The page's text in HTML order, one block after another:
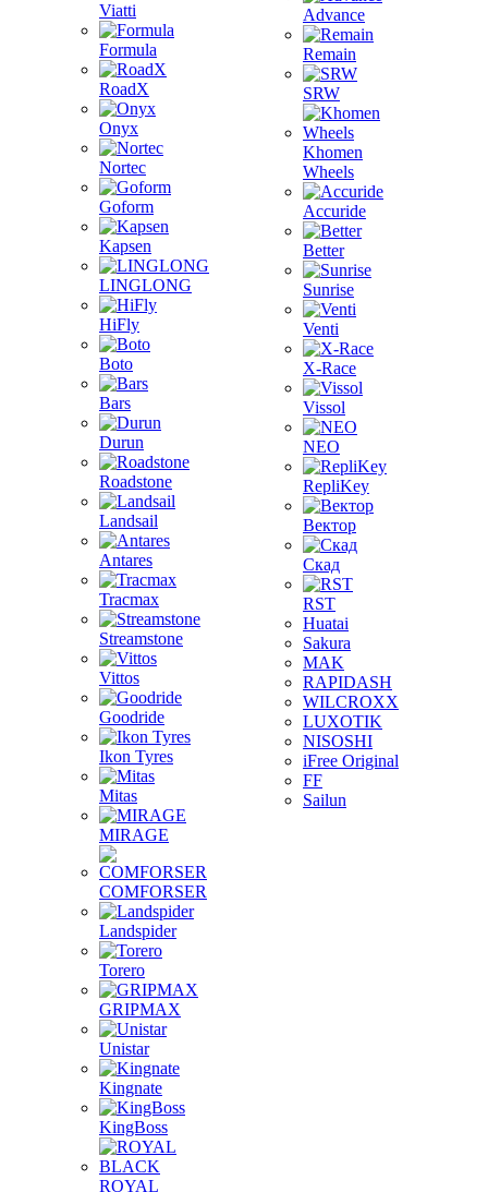
Viatti
Formula
RoadX
Onyx
Nortec
Goform
Kapsen
LINGLONG
HiFly
Boto
Bars
Durun
Roadstone
Landsail
Antares
Tracmax
Streamstone
Vittos
Goodride
Ikon Tyres
Mitas
MIRAGE
COMFORSER
Landspider
Torero
GRIPMAX
Unistar
Kingnate
KingBoss
ROYAL
Advance
Remain
SRW
Khomen
Wheels
Accuride
Better
Sunrise
Venti
X-Race
Vissol
NEO
RepliKey
Вектор
Скад
RST
Huatai
Sakura
MAK
RAPIDASH
WILCROXX
LUXOTIK
NISOSHI
iFree Original
FF
Sailun